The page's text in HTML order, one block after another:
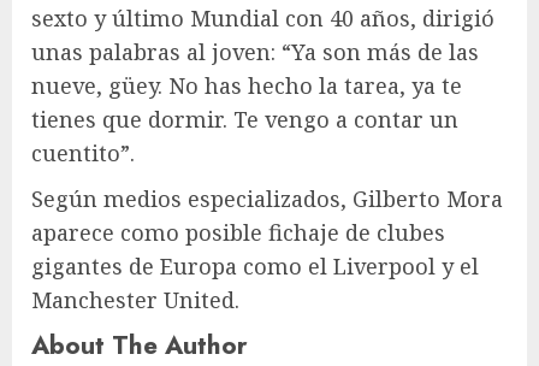
sexto y último Mundial con 40 años, dirigió
unas palabras al joven: “Ya son más de las
nueve, güey. No has hecho la tarea, ya te
tienes que dormir. Te vengo a contar un
cuentito”.
Según medios especializados, Gilberto Mora
aparece como posible fichaje de clubes
gigantes de Europa como el Liverpool y el
Manchester United.
About The Author